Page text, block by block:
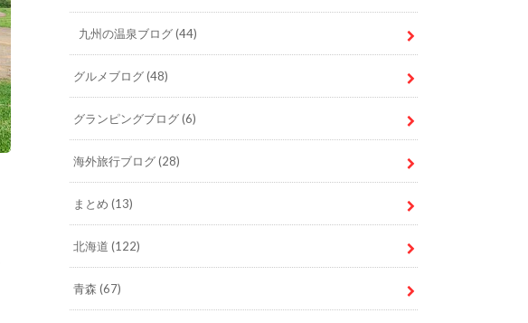
九州の温泉ブログ(44)
グルメブログ(48)
グランピングブログ(6)
海外旅行ブログ(28)
まとめ (13)
北海道 (122)
青森 (67)